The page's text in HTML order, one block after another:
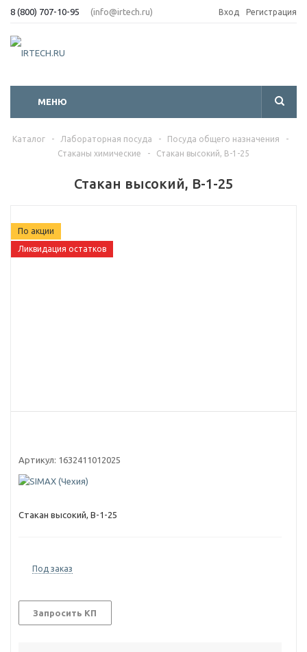
8 (800) 707-10-95 (info@irtech.ru) Вход Регистрация
МЕНЮ
Каталог - Лабораторная посуда - Посуда общего назначения
-
Стаканы химические
- Стакан высокий, В-1-25
Стакан высокий, В-1-25
По акции
Ликвидация остатков
Артикул: 1632411012025
Стакан высокий, В-1-25
Под заказ
Запросить КП